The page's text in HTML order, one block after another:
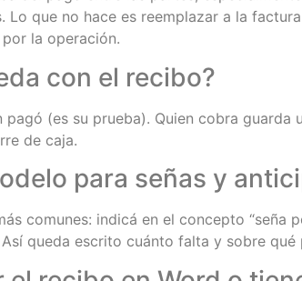
Lo que no hace es reemplazar a la
la operación.
con el recibo?
pagó (es su prueba). Quien cobra guarda
de caja.
para señas y
comunes: indicá en el concepto “seña
queda escrito cuánto falta y sobre qué